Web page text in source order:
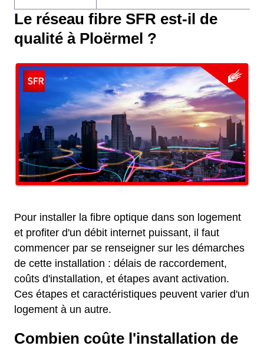
Le réseau fibre SFR est-il de
qualité à Ploërmel ?
Pour installer la fibre optique dans son logement
et profiter d'un débit internet puissant, il faut
commencer par se renseigner sur les démarches
de cette installation : délais de raccordement,
coûts d'installation, et étapes avant activation.
Ces étapes et caractéristiques peuvent varier d'un
logement à un autre.
Combien coûte l'installation de